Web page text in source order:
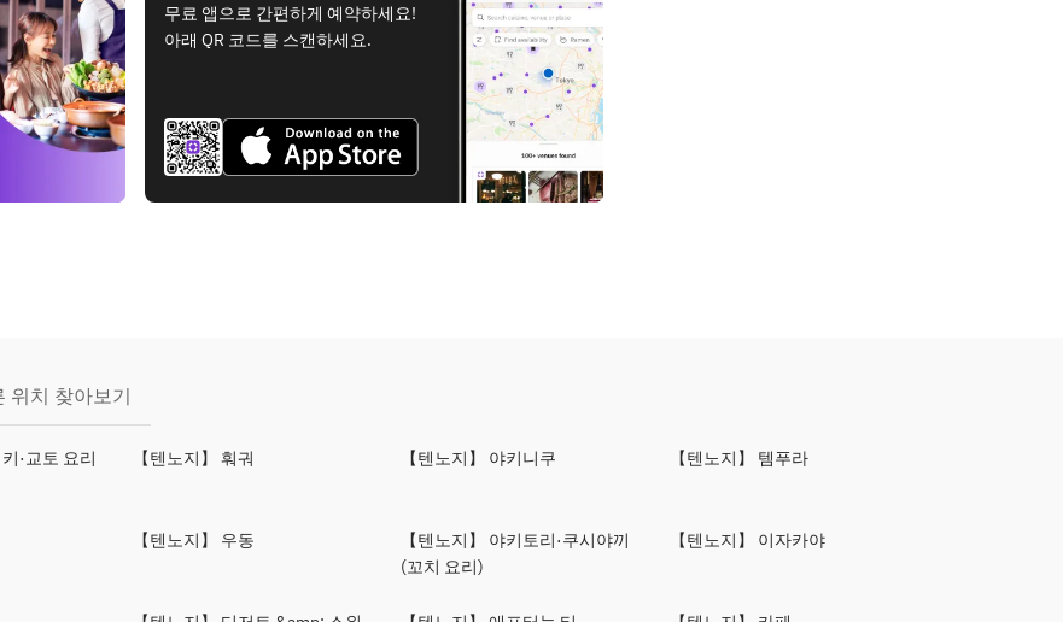
무료 앱으로 간편하게 예약하세요!
아래 QR 코드를 스캔하세요.
위치 찾아보기
·교토 요리
【텐노지】 훠궈 【텐노지】 야키니쿠 【텐노지】 템푸라
【텐노지】 우동
【텐노지】 야키토리·쿠시야끼
(꼬치 요리)
【텐노지】 이자카야